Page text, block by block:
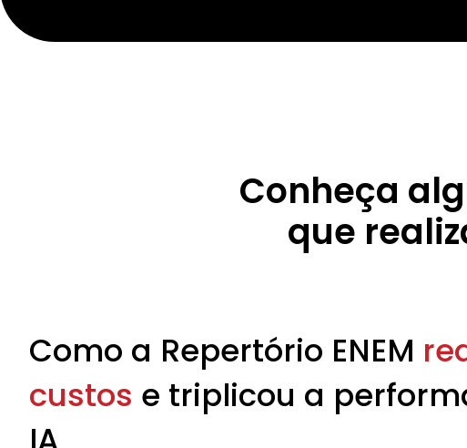
Conheça
que
Como a Repertório ENEM
custos e triplicou a